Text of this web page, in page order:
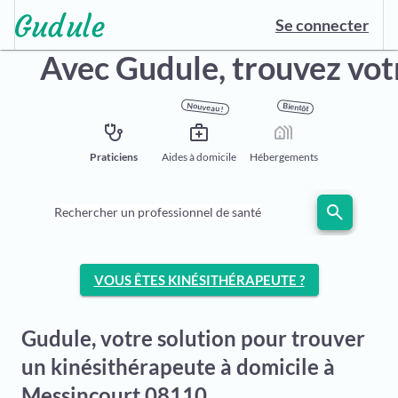
Se connecter
Avec Gudule,trouvez
stethoscope
Praticiens
Nouveau !
medical_services
Aides à domicile
Bientôt
holiday_village
Hébergements
Rechercher un professionnel de santé search
VOUS ÊTES KINÉSITHÉRAPEUTE ?
Gudule, votre solution pour trouver
un kinésithérapeute à domicile à